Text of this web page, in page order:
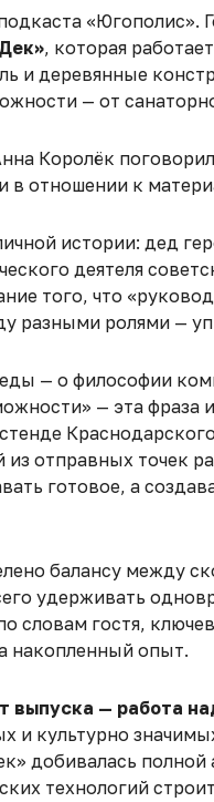
«Югополис».
, которая
и деревянные
— от
Королёк
в отношении к
истории: дед
деятеля
того, что
разными ролями —
— о философии
— эта фраза
отправных точек
готовое, а
балансу между
удерживать
словам гостя,
накопленный опыт.
выпуска — работа
и культурно
добивалась полной
технологий